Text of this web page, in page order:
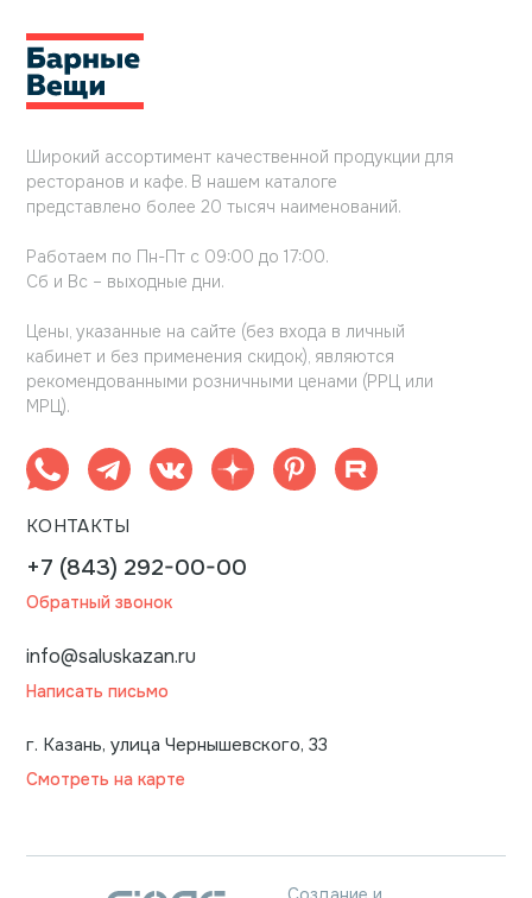
Широкий ассортимент качественной продукции для
ресторанов и кафе. В нашем каталоге
представлено более 20 тысяч наименований.
Работаем по Пн-Пт с 09:00 до 17:00.
Сб и Вс – выходные дни.
Цены, указанные на сайте (без входа в личный
кабинет и без применения скидок), являются
рекомендованными розничными ценами (РРЦ или
МРЦ).
КОНТАКТЫ
+7 (843) 292-00-00
Обратный звонок
info@saluskazan.ru
Написать письмо
г. Казань, улица Чернышевского, 33
Смотреть на карте